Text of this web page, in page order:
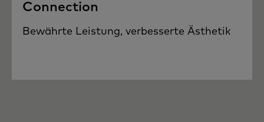
Connection
Bewährte Leistung, verbesserte Ästhetik